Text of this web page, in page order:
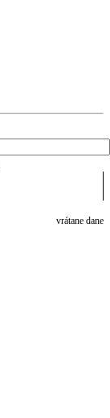
vrátane dane